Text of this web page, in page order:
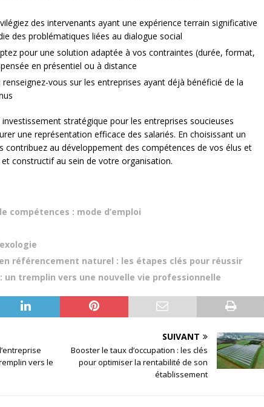
des intervenants ayant une expérience terrain significative
des problématiques liées au dialogue social
pour une solution adaptée à vos contraintes (durée, format,
en présentiel ou à distance
renseignez-vous sur les entreprises ayant déjà bénéficié de la
stratégique pour les entreprises soucieuses
une représentation efficace des salariés. En choisissant un
au développement des compétences de vos élus et
constructif au sein de votre organisation.
compétences : mode d’emploi
référencement naturel : les étapes clés pour réussir
un tremplin vers une nouvelle vie professionnelle
vers le
SUIVANT
Booster le taux d’occupation : les clés
pour optimiser la rentabilité de son
établissement